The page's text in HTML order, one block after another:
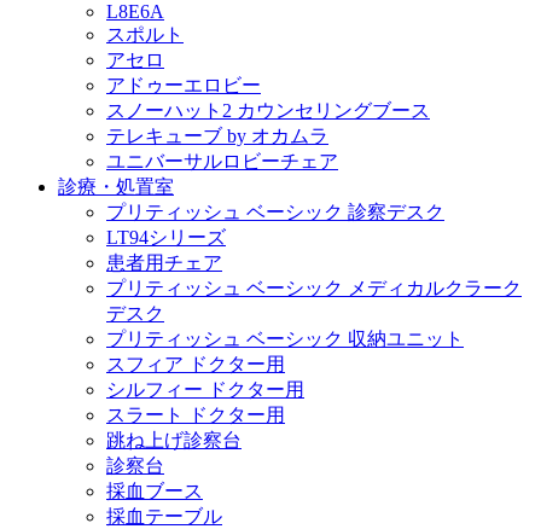
L8E6A
スポルト
アセロ
アドゥーエロビー
スノーハット2 カウンセリングブース
テレキューブ by オカムラ
ユニバーサルロビーチェア
診療・処置室
プリティッシュ ベーシック 診察デスク
LT94シリーズ
患者用チェア
プリティッシュ ベーシック メディカルクラーク
デスク
プリティッシュ ベーシック 収納ユニット
スフィア ドクター用
シルフィー ドクター用
スラート ドクター用
跳ね上げ診察台
診察台
採血ブース
採血テーブル